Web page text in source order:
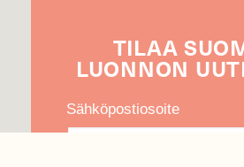
TILAA
LUONNON
Sähköpostiosoite